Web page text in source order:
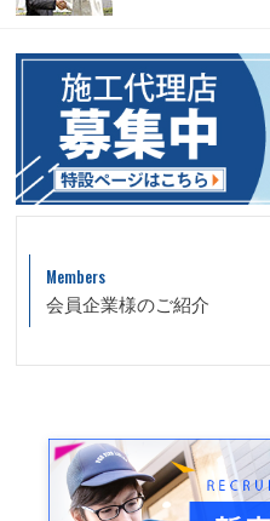
Members
会員企業様のご紹介